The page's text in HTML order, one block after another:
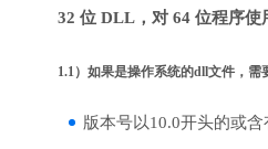
32 位 DLL，对 64 位程序
1.1）如果是操作系统的dll文件，
版本号以10.0开头的或